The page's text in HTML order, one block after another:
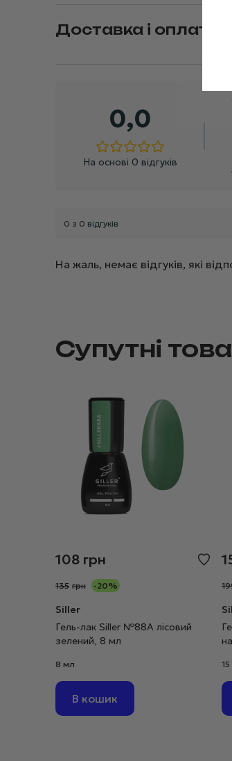
Доставка і оплата
0,0
На основі 0 відгуків
0 з 0 відгуків
На жаль, немає відгуків, які
Супутні
108 грн
135 грн -20%
Siller
Гель-лак Siller №88А лісовий
зелений, 8 мл
8 мл
В кошик